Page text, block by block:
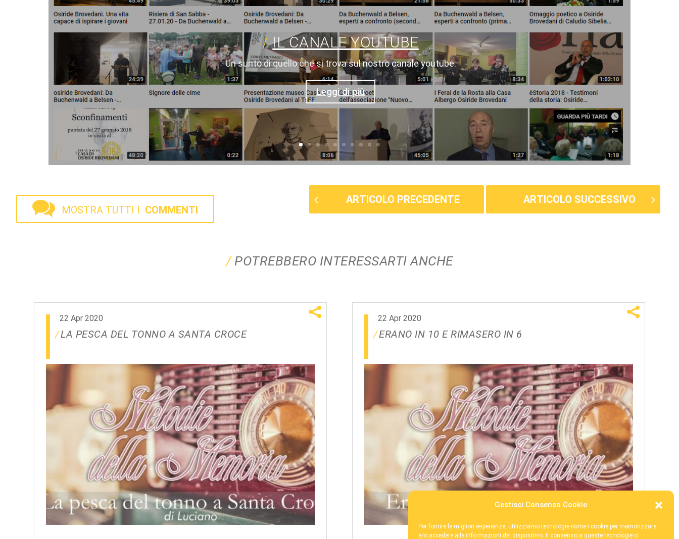
Gestisci Consenso Cookie
Per fornire le migliori esperienze, utilizziamo tecnologie come i cookie per memorizzare
e/o accedere alle informazioni del dispositivo. Il consenso a queste tecnologie ci
IL CANALE YOUTUBE
Un sunto di quello che si trova sul nostro canale youtube.
Leggi di più
MOSTRA TUTTI I COMMENTI
ARTICOLO PRECEDENTE ARTICOLO SUCCESSIVO
POTREBBERO INTERESSARTI ANCHE
22 Apr 2020
LA PESCA DEL TONNO A SANTA CROCE
22 Apr 2020
ERANO IN 10 E RIMASERO IN 6